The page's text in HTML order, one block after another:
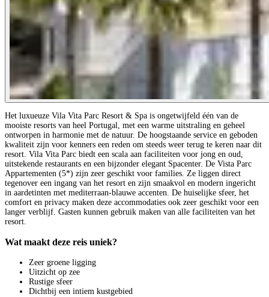
Het luxueuze Vila Vita Parc Resort & Spa is ongetwijfeld één van de
mooiste resorts van heel Portugal, met een warme uitstraling en geheel
ontworpen in harmonie met de natuur. De hoogstaande service en geboden
kwaliteit zijn voor kenners een reden om steeds weer terug te keren naar dit
resort. Vila Vita Parc biedt een scala aan faciliteiten voor jong en oud,
uitstekende restaurants en een bijzonder elegant Spacenter. De Vista Parc
Appartementen (5*) zijn zeer geschikt voor families. Ze liggen direct
tegenover een ingang van het resort en zijn smaakvol en modern ingericht
in aardetinten met mediterraan-blauwe accenten. De huiselijke sfeer, het
comfort en privacy maken deze accommodaties ook zeer geschikt voor een
langer verblijf. Gasten kunnen gebruik maken van alle faciliteiten van het
resort.
Wat maakt deze reis uniek?
Zeer groene ligging
Uitzicht op zee
Rustige sfeer
Dichtbij een intiem kustgebied